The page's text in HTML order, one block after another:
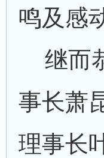
鸣及感
继而
事长萧
理事长